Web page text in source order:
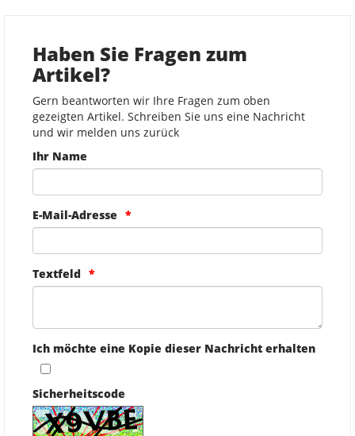
Haben Sie Fragen zum
Artikel?
Gern beantworten wir Ihre Fragen zum oben
gezeigten Artikel. Schreiben Sie uns eine Nachricht
und wir melden uns zurück
Ihr Name
E-Mail-Adresse
Textfeld
Ich möchte eine Kopie dieser Nachricht erhalten
Sicherheitscode